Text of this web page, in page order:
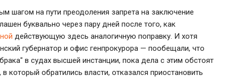
шагом на пути преодоления запрета на заключение
буквально через пару дней после того, как
действующую здесь аналогичную поправку. И хотя
губернатор и офис генпрокурора — пообещали, что
в судах высшей инстанции, пока дела с этим обстоят
обратились власти, отказался приостановить